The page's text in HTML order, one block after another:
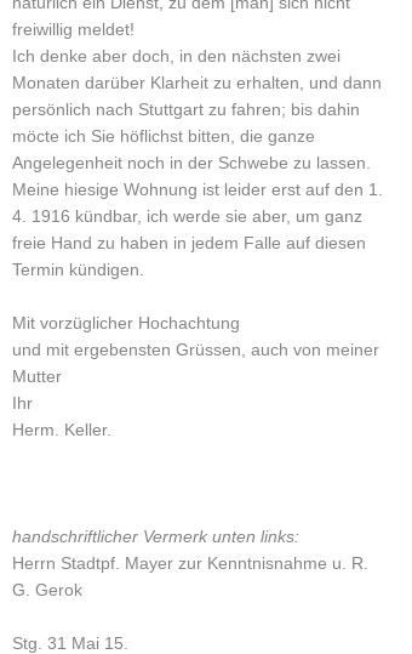
freiwillig meldet!
Ich denke aber doch, in den nächsten zwei
Monaten darüber Klarheit zu erhalten, und dann
persönlich nach Stuttgart zu fahren; bis dahin
möcte ich Sie höflichst bitten, die ganze
Angelegenheit noch in der Schwebe zu lassen.
Meine hiesige Wohnung ist leider erst auf den 1.
4. 1916 kündbar, ich werde sie aber, um ganz
freie Hand zu haben in jedem Falle auf diesen
Termin kündigen.
Mit vorzüglicher Hochachtung
und mit ergebensten Grüssen, auch von meiner
Mutter
Ihr
Herm. Keller.
handschriftlicher Vermerk unten links:
Herrn Stadtpf. Mayer zur Kenntnisnahme u. R.
G. Gerok
Stg. 31 Mai 15.